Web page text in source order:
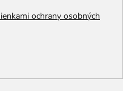
ochrany osobných